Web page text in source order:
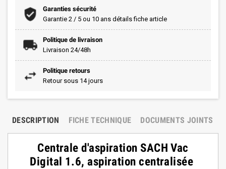
Garanties sécurité
Garantie 2 / 5 ou 10 ans détails fiche article
Politique de livraison
Livraison 24/48h
Politique retours
Retour sous 14 jours
DESCRIPTION FICHE TECHNIQUE DOCUMENTS JOINTS
Centrale d'aspiration SACH Vac
Digital 1.6, aspiration centralisée